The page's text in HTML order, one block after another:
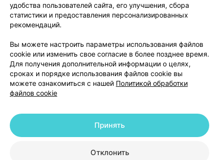
Размещение рекламы
Медицинский маркетинг
Публичный договор
Доставка
Способы оплаты
Вакансии
Партнеры
Написать руководителю 103.by
Написать в поддержку
Персональные настройки Cookie
© 2026 ООО «Артокс Лаб», УНП 191700409 | 220012, Республика Беларусь,
+375 291212755
удобства пользователей сайта, его улучшения, сбора
статистики и предоставления персонализированных
рекомендаций.
Вы можете настроить параметры использования файлов
cookie или изменить свое согласие в более позднее время.
Для получения дополнительной информации о целях,
сроках и порядке использования файлов cookie вы
можете ознакомиться с нашей Политикой обработки
файлов cookie
Отклонить
Принять